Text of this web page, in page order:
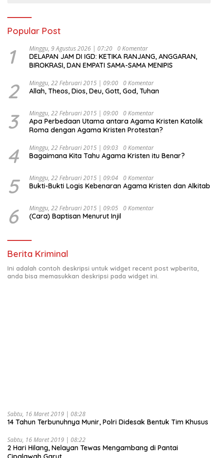
Popular Post
1 Minggu, 9 Agustus 2026 | 07:20 0 Komentar
DELAPAN JAM DI IGD: KETIKA RANJANG, ANGGARAN,
BIROKRASI, DAN EMPATI SAMA-SAMA MENIPIS
2 Minggu, 22 Februari 2015 | 09:00 0 Komentar
Allah, Theos, Dios, Deu, Gott, God, Tuhan
3 Minggu, 22 Februari 2015 | 09:00 0 Komentar
Apa Perbedaan Utama antara Agama Kristen Katolik
Roma dengan Agama Kristen Protestan?
4 Minggu, 22 Februari 2015 | 09:03 0 Komentar
Bagaimana Kita Tahu Agama Kristen itu Benar?
5 Minggu, 22 Februari 2015 | 09:04 0 Komentar
Bukti-Bukti Logis Kebenaran Agama Kristen dan Alkitab
6 Minggu, 22 Februari 2015 | 09:05 0 Komentar
(Cara) Baptisan Menurut Injil
Berita Kriminal
Ini adalah contoh deskripsi untuk widget recent post wpberita,
anda bisa memasukkan deskripsi pada widget ini.
Sabtu, 16 Maret 2019 | 08:28
14 Tahun Terbunuhnya Munir, Polri Didesak Bentuk Tim Khusus
Sabtu, 16 Maret 2019 | 08:22
2 Hari Hilang, Nelayan Tewas Mengambang di Pantai